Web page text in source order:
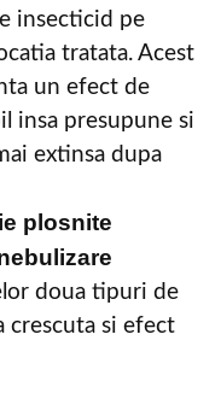
insecticid pe
tratata. Acest
un efect de
insa presupune si
extinsa dupa
plosnite
doua tipuri de
crescuta si efect